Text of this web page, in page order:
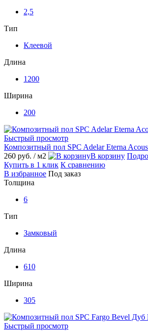
2,5
Тип
Клеевой
Длина
1200
Ширина
200
Быстрый просмотр
Композитный пол SPC Adelar Eterna
260 руб. / м2 В корзину
Купить в 1 клик К сравнению
В избранное Под заказ
Толщина
6
Тип
Замковый
Длина
610
Ширина
305
Быстрый просмотр